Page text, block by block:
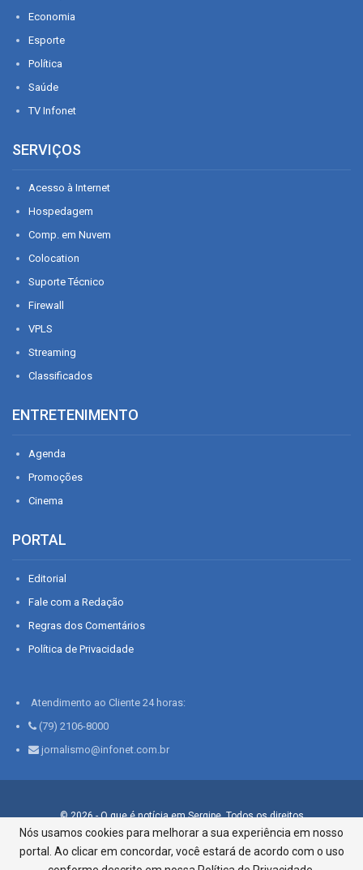
Economia
Esporte
Política
Saúde
TV Infonet
SERVIÇOS
Acesso à Internet
Hospedagem
Comp. em Nuvem
Colocation
Suporte Técnico
Firewall
VPLS
Streaming
Classificados
ENTRETENIMENTO
Agenda
Promoções
Cinema
PORTAL
Editorial
Fale com a Redação
Regras dos Comentários
Política de Privacidade
Atendimento ao Cliente 24 horas:
(79) 2106-8000
jornalismo@infonet.com.br
© 2026 - O que é notícia em Sergipe. Todos os direitos
reservados.
Infonet - Rua Monsenhor Silveira 276, Bairro São José |
Aracaju-SE, CEP 49015-030, Fone: 79.2106.8000 - CI Centro de
Nós usamos cookies para melhorar a sua experiência em nosso
portal. Ao clicar em concordar, você estará de acordo com o uso